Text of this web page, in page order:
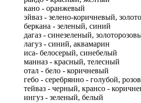
кано - оранжевый
эйваз - зелено-коричневый, золото
беркана - зеленый, синий
дагаз - синезеленый,
лагуз - синий, аквамарин
иса- белосерый, синебелый
манназ - красный, телесный
отал - бело - коричневый
гебо - серебрянно - голубой,
тейваз - черный, крансо -
ингуз - зеленый, белый